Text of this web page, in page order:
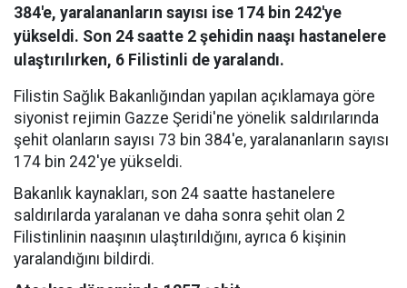
384'e, yaralananların sayısı ise 174 bin 242'ye
yükseldi. Son 24 saatte 2 şehidin naaşı hastanelere
ulaştırılırken, 6 Filistinli de yaralandı.
Filistin Sağlık Bakanlığından yapılan açıklamaya göre
siyonist rejimin Gazze Şeridi'ne yönelik saldırılarında
şehit olanların sayısı 73 bin 384'e, yaralananların sayısı
174 bin 242'ye yükseldi.
Bakanlık kaynakları, son 24 saatte hastanelere
saldırılarda yaralanan ve daha sonra şehit olan 2
Filistinlinin naaşının ulaştırıldığını, ayrıca 6 kişinin
yaralandığını bildirdi.